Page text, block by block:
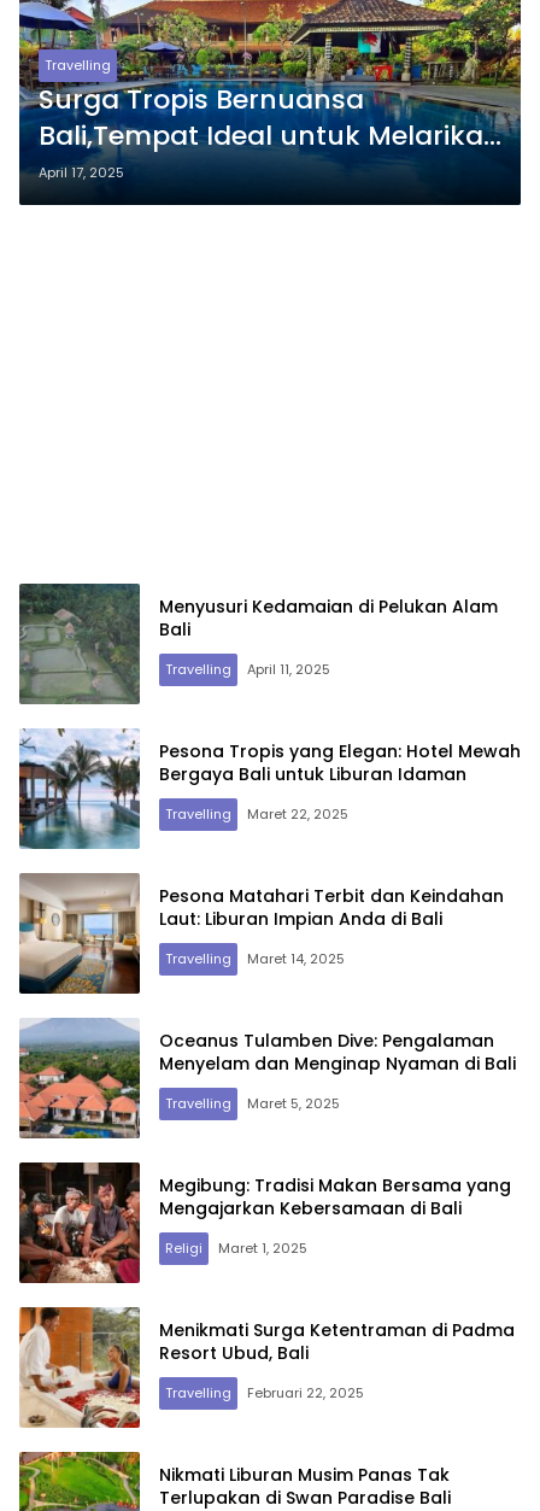
Travelling
Surga Tropis Bernuansa
Bali,Tempat Ideal untuk Melarikan
Diri dari Hiruk Pikuk Kehidupan
April 17, 2025
Menyusuri Kedamaian di Pelukan Alam
Bali
Travelling April 11, 2025
Pesona Tropis yang Elegan: Hotel Mewah
Bergaya Bali untuk Liburan Idaman
Travelling Maret 22, 2025
Pesona Matahari Terbit dan Keindahan
Laut: Liburan Impian Anda di Bali
Travelling Maret 14, 2025
Oceanus Tulamben Dive: Pengalaman
Menyelam dan Menginap Nyaman di Bali
Travelling Maret 5, 2025
Megibung: Tradisi Makan Bersama yang
Mengajarkan Kebersamaan di Bali
Religi Maret 1, 2025
Menikmati Surga Ketentraman di Padma
Resort Ubud, Bali
Travelling Februari 22, 2025
Nikmati Liburan Musim Panas Tak
Terlupakan di Swan Paradise Bali